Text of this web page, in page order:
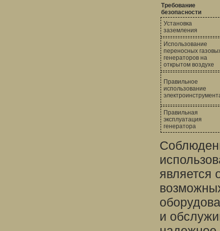
Требование
безопасности
Установка
заземления
Использование
переносных
генераторов на
открытом воздухе
Правильное
использование
Правильная
эксплуатация
генератора
является
и